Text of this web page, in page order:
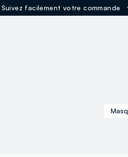
Suivez facilement votre commande